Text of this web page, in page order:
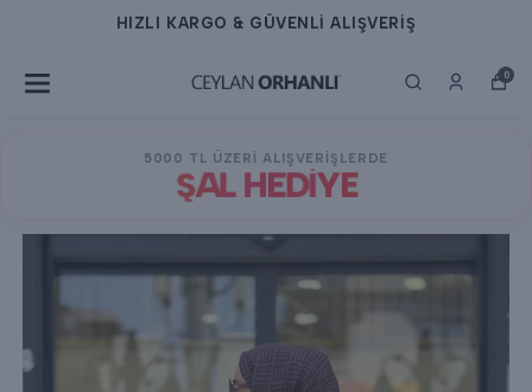
ALIŞVERİŞ HIZLI KARGO &
0
5000 TL ÜZERİ ALIŞVERİŞLERDE
ŞAL HEDİYE